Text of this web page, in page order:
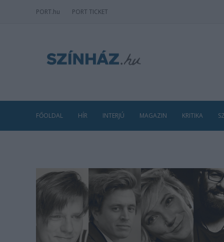
PORT.hu PORT TICKET
FŐOLDAL HÍR INTERJÚ MAGAZIN KRITIKA